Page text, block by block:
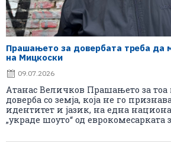
Прашањето за довербата треба да
на Мицкоски
09.07.2026
Атанас Величков Прашањето за тоа
доверба со земја, која не го
идентитет и јазик, на една
„украде шоуто“ од еврокомесарката за